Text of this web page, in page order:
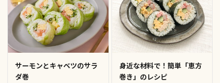
サーモンとキャベツのサラ
ダ巻
身近な材料で！簡単「恵方
巻き」のレシピ